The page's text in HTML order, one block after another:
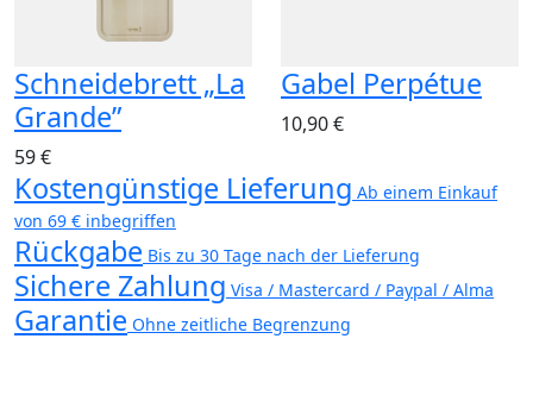
Schneidebrett „La
Grande”
59 €
Gabel Perpétue
10,90 €
Kostengünstige Lieferung Ab einem Einkauf
von 69 € inbegriffen
Rückgabe Bis zu 30 Tage nach der Lieferung
Sichere Zahlung Visa / Mastercard / Paypal / Alma
Garantie Ohne zeitliche Begrenzung